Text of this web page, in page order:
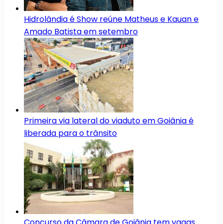
Hidrolândia é Show reúne Matheus e Kauan e
Amado Batista em setembro
Primeira via lateral do viaduto em Goiânia é
liberada para o trânsito